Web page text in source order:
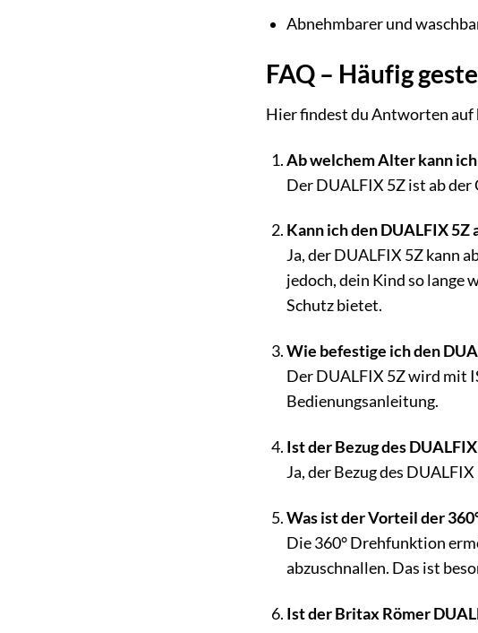
Abnehmbarer und
FAQ – Häufig
Hier findest du Antworten auf
Ab welchem Alter kann
Der DUALFIX 5Z ist ab der
Kann ich den DUALFIX
Ja, der DUALFIX 5Z kann
jedoch, dein Kind so lange
Schutz bietet.
Wie befestige ich den
Der DUALFIX 5Z wird mit
Bedienungsanleitung.
Ist der Bezug des
Ja, der Bezug des
Was ist der Vorteil der
Die 360° Drehfunktion
abzuschnallen. Das ist
Ist der Britax Römer